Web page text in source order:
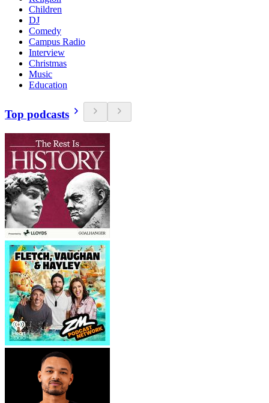
Children
DJ
Comedy
Campus Radio
Interview
Christmas
Music
Education
Top podcasts